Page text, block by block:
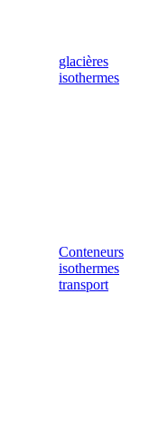
glacières
isothermes
Conteneurs
isothermes
transport